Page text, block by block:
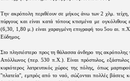
Την ακρόπολη περιθέουν σε μήκος άνω των 2 χλμ.
πύργους και είναι κατά τόπους κτισμένα με
(6,30, 1,80 μ.) είναι χαραγμένη επιγραφή του 5ου αι.
Εύδημος.
Στο πλησιέστερο προς τη θάλασσα άνδηρο της ακρόπολης
Απόλλωνος (περ. 530 π.Χ.). Είναι πρόστυλος,
κυριότερος λατρευτικός χώρος της πόλης, όπως
''πλατεία'', εμπρός από το ναό, σώζονται πολλές